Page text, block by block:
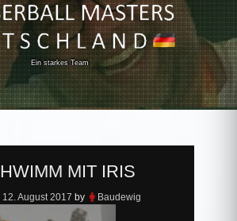
Ein starkes Team
MIT IRIS
12. August 2017 by Baudewig